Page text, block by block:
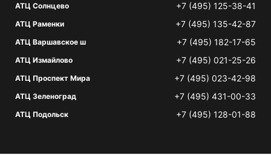
АТЦ Солнцево +7 (495) 125-38-41
АТЦ Раменки +7 (495) 135-42-87
АТЦ Варшавское ш +7 (495) 182-17-65
АТЦ Измайлово +7 (495) 021-25-26
АТЦ Проспект Мира +7 (495) 023-42-98
АТЦ Зеленоград +7 (495) 431-00-33
АТЦ Подольск +7 (495) 128-01-88